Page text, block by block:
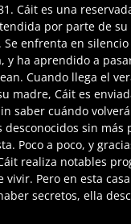
Cáit es una
por parte de
enfrenta en
y ha aprendido a
Cuando llega el
madre, Cáit es
saber cuándo
desconocidos sin más
Poco a poco, y
realiza notables
vivir. Pero en esta
secretos, ella